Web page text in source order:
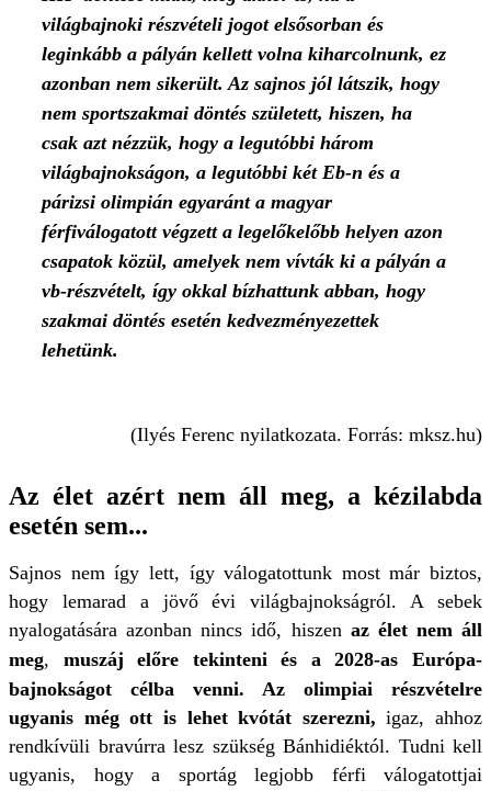
világbajnoki részvételi jogot elsősorban és
leginkább a pályán kellett volna kiharcolnunk, ez
azonban nem sikerült. Az sajnos jól látszik, hogy
nem sportszakmai döntés született, hiszen, ha
csak azt nézzük, hogy a legutóbbi három
világbajnokságon, a legutóbbi két Eb-n és a
párizsi olimpián egyaránt a magyar
férfiválogatott végzett a legelőkelőbb helyen azon
csapatok közül, amelyek nem vívták ki a pályán a
vb-részvételt, így okkal bízhattunk abban, hogy
szakmai döntés esetén kedvezményezettek
lehetünk.
(Ilyés Ferenc nyilatkozata. Forrás: mksz.hu)
Az élet azért nem áll meg, a kézilabda
esetén sem...
Sajnos nem így lett, így válogatottunk most már biztos,
hogy lemarad a jövő évi világbajnokságról. A sebek
nyalogatására azonban nincs idő, hiszen az élet nem áll
meg, muszáj előre tekinteni és a 2028-as Európa-
bajnokságot célba venni. Az olimpiai részvételre
ugyanis még ott is lehet kvótát szerezni, igaz, ahhoz
rendkívüli bravúrra lesz szükség Bánhidiéktól. Tudni kell
ugyanis, hogy a sportág legjobb férfi válogatottjai